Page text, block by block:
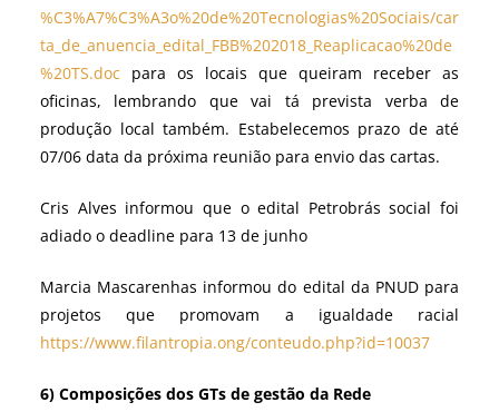
%C3%A7%C3%A3o%20de%20Tecnologias%20Sociais/car
ta_de_anuencia_edital_FBB%202018_Reaplicacao%20de
%20TS.doc para os locais que queiram receber as
oficinas, lembrando que vai tá prevista verba de
produção local também. Estabelecemos prazo de até
07/06 data da próxima reunião para envio das cartas.
Cris Alves informou que o edital Petrobrás social foi
adiado o deadline para 13 de junho
Marcia Mascarenhas informou do edital da PNUD para
projetos que promovam a igualdade racial
https://www.filantropia.ong/conteudo.php?id=10037
6) Composições dos GTs de gestão da Rede